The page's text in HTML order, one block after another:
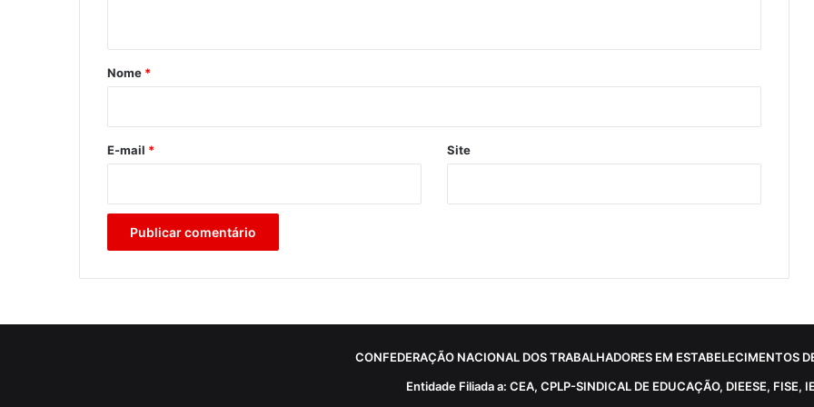
r
*
Nome *
E-mail * Site
CONFEDERAÇÃO NACIONAL DOS TRABALHADORES EM ESTABELECIMENTOS
Entidade Filiada a: CEA, CPLP-SINDICAL DE EDUCAÇÃO, DIEESE, FISE, IE